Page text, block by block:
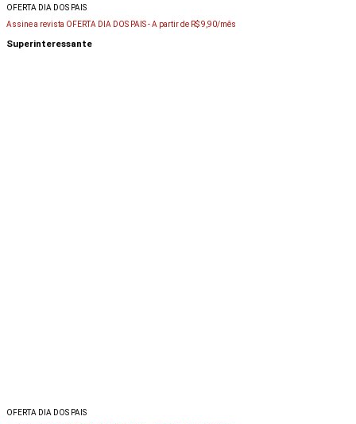
OFERTA DIA DOS PAIS
Assine a revista OFERTA DIA DOS PAIS -A partir de R$ 9,90/mês
Superinteressante
OFERTA DIA DOS PAIS